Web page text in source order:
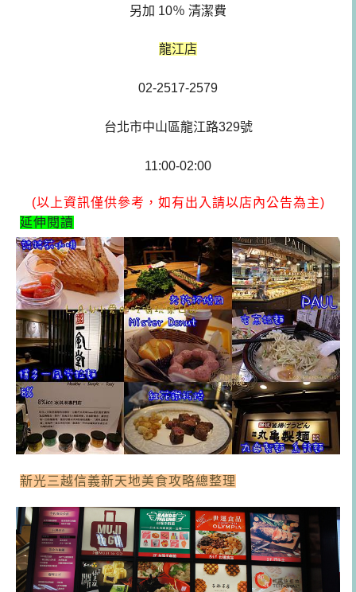
另加 10％ 清潔費
龍江店
02-2517-2579
台北市中山區龍江路329號
11:00-02:00
(以上資訊僅供參考，如有出入請以店內公告為主)
延伸閱讀
新光三越信義新天地美食攻略總整理